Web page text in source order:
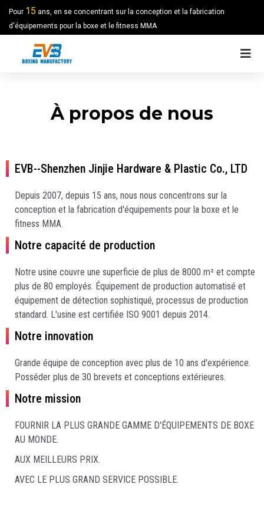
Pour 15 ans, en se concentrant sur la conception et la fabrication
d'équipements pour la boxe et le fitness MMA
À propos de nous
EVB--Shenzhen Jinjie Hardware & Plastic Co., LTD
Depuis 2007, depuis 15 ans, nous nous concentrons sur la
conception et la fabrication d'équipements pour la boxe et le
fitness MMA.
Notre capacité de production
Notre usine couvre une superficie de plus de 8000 m² et compte
plus de 80 employés. Équipement de production automatisé et
équipement de détection sophistiqué, processus de production
standard. L'usine est certifiée ISO 9001 depuis 2014.
Notre innovation
Grande équipe de conception avec plus de 10 ans d'expérience.
Posséder plus de 30 brevets et conceptions extérieures.
Notre mission
FOURNIR LA PLUS GRANDE GAMME D'ÉQUIPEMENTS DE BOXE
AU MONDE.
AUX MEILLEURS PRIX.
AVEC LE PLUS GRAND SERVICE POSSIBLE.